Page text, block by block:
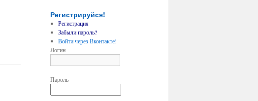
Регистрируйся!
Регистрация
Забыли пароль?
Войти через Вконтакте!
Логин
Пароль